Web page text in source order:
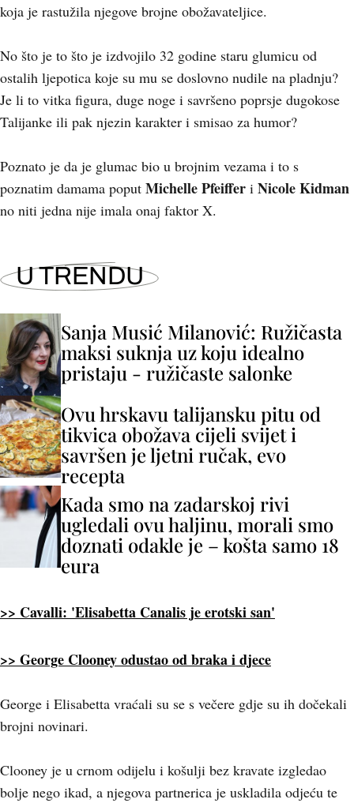
koja je rastužila njegove brojne obožavateljice.
No što je to što je izdvojilo 32 godine staru glumicu od
ostalih ljepotica koje su mu se doslovno nudile na pladnju?
Je li to vitka figura, duge noge i savršeno poprsje dugokose
Talijanke ili pak njezin karakter i smisao za humor?
Poznato je da je glumac bio u brojnim vezama i to s
poznatim damama poput Michelle Pfeiffer i Nicole Kidman
no niti jedna nije imala onaj faktor X.
U TRENDU
Sanja Musić Milanović: Ružičasta
maksi suknja uz koju idealno
pristaju - ružičaste salonke
Ovu hrskavu talijansku pitu od
tikvica obožava cijeli svijet i
savršen je ljetni ručak, evo
recepta
Kada smo na zadarskoj rivi
ugledali ovu haljinu, morali smo
doznati odakle je – košta samo 18
eura
>> Cavalli: 'Elisabetta Canalis je erotski san'
>> George Clooney odustao od braka i djece
George i Elisabetta vraćali su se s večere gdje su ih dočekali
brojni novinari.
Clooney je u crnom odijelu i košulji bez kravate izgledao
bolje nego ikad, a njegova partnerica je uskladila odjeću te